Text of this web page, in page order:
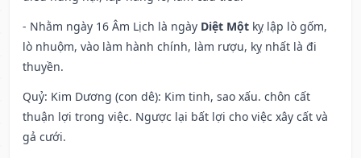
- Nhằm ngày 16 Âm Lịch là ngày Diệt Một kỵ lập lò gốm,
lò nhuộm, vào làm hành chính, làm rượu, kỵ nhất là đi
thuyền.
Quỷ: Kim Dương (con dê): Kim tinh, sao xấu. chôn cất
thuận lợi trong việc. Ngược lại bất lợi cho việc xây cất và
gả cưới.